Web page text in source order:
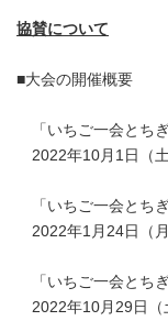
協賛について
■大会の開催概要
「いちご一会とち
2022年10月1日（土
「いちご一会とち
2022年1月24日（月
「いちご一会とち
2022年10月29日（